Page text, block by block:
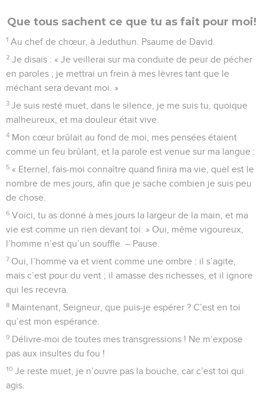
34
Espère en l’Eternel, suis sa voie, et il t’élèvera pour que tu
possèdes le pays, tandis que tu verras les méchants
exterminés.
35 J’ai vu l’homme violent dans toute sa puissance : il
s’étendait comme un arbre verdoyant,
36 mais il est passé et il n’existe plus ; je le cherche, et je ne
le trouve plus.
37
Observe celui qui est intègre et regarde celui qui est droit,
car il y a un avenir pour l’homme de paix,
38
tandis que les rebelles sont tous détruits, l’avenir des
méchants est réduit à néant.
39
dans les moments de détresse.
40
L’Eternel les secourt et les délivre, il les délivre des
méchants et les sauve, parce qu’ils cherchent refuge en lui.
Psaumes 38
Seuls les Évangiles sont disponibles en vidéo pour le moment.
Laisse-moi du répit, la vie est si courte…
1 Psaume de David, comme mémorial.
2 Eternel, ne me punis pas dans ta colère et ne me corrige